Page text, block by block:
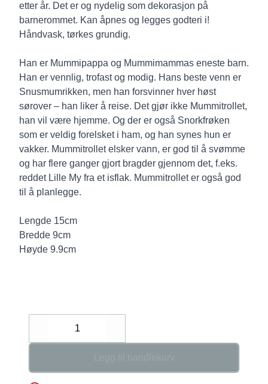
etter år. Det er og nydelig som dekorasjon på
barnerommet. Kan åpnes og legges godteri i!
Håndvask, tørkes grundig.
Han er Mummipappa og Mummimammas eneste barn.
Han er vennlig, trofast og modig. Hans beste venn er
Snusmumrikken, men han forsvinner hver høst
sørover – han liker å reise. Det gjør ikke Mummitrollet,
han vil være hjemme. Og der er også Snorkfrøken
som er veldig forelsket i ham, og han synes hun er
vakker. Mummitrollet elsker vann, er god til å svømme
og har flere ganger gjort bragder gjennom det, f.eks.
reddet Lille My fra et isflak. Mummitrollet er også god
til å planlegge.
Lengde 15cm
Bredde 9cm
Høyde 9.9cm
Decrease